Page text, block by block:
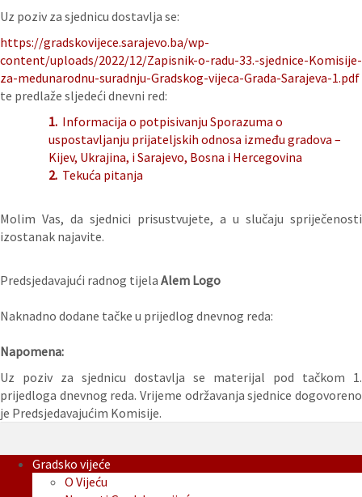
Uz poziv za sjednicu dostavlja se:
https://gradskovijece.sarajevo.ba/wp-
content/uploads/2022/12/Zapisnik-o-radu-33.-sjednice-Komisije-
za-medunarodnu-suradnju-Gradskog-vijeca-Grada-Sarajeva-1.pdf
te predlaže sljedeći dnevni red:
1. Informacija o potpisivanju Sporazuma o
uspostavljanju prijateljskih odnosa između gradova –
Kijev, Ukrajina, i Sarajevo, Bosna i Hercegovina
2. Tekuća pitanja
Molim Vas, da sjednici prisustvujete, a u slučaju spriječenosti
izostanak najavite.
Predsjedavajući radnog tijela Alem Logo
Naknadno dodane tačke u prijedlog dnevnog reda:
Napomena:
Uz poziv za sjednicu dostavlja se materijal pod tačkom 1.
prijedloga dnevnog reda. Vrijeme održavanja sjednice dogovoreno
je Predsjedavajućim Komisije.
Gradsko vijeće
O Vijeću